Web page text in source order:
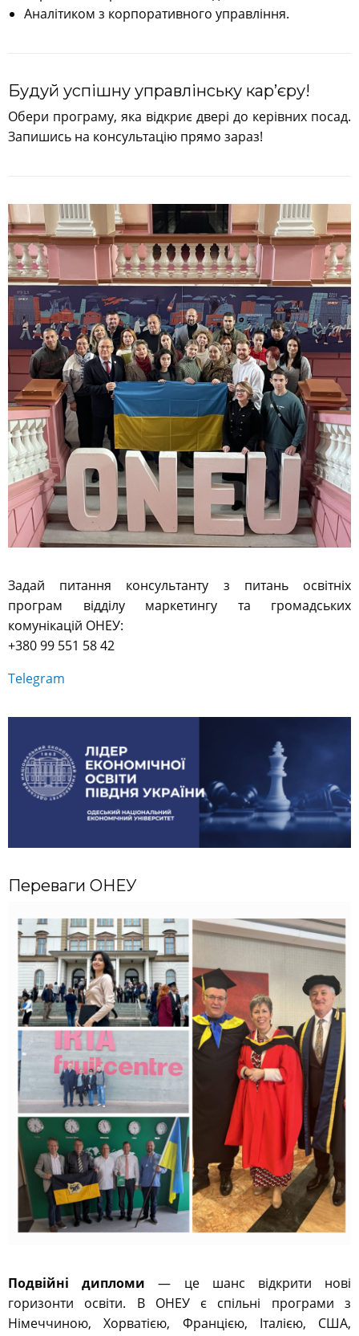
Аналітиком з корпоративного управління.
Будуй успішну управлінську кар’єру!
Обери програму, яка відкриє двері до керівних посад.
Запишись на консультацію прямо зараз!
Задай питання консультанту з питань освітніх
програм відділу маркетингу та громадських
комунікацій ОНЕУ:
+380 99 551 58 42
Telegram
Переваги ОНЕУ
Подвійні дипломи — це шанс відкрити нові
горизонти освіти. В ОНЕУ є спільні програми з
Німеччиною, Хорватією, Францією, Італією, США,